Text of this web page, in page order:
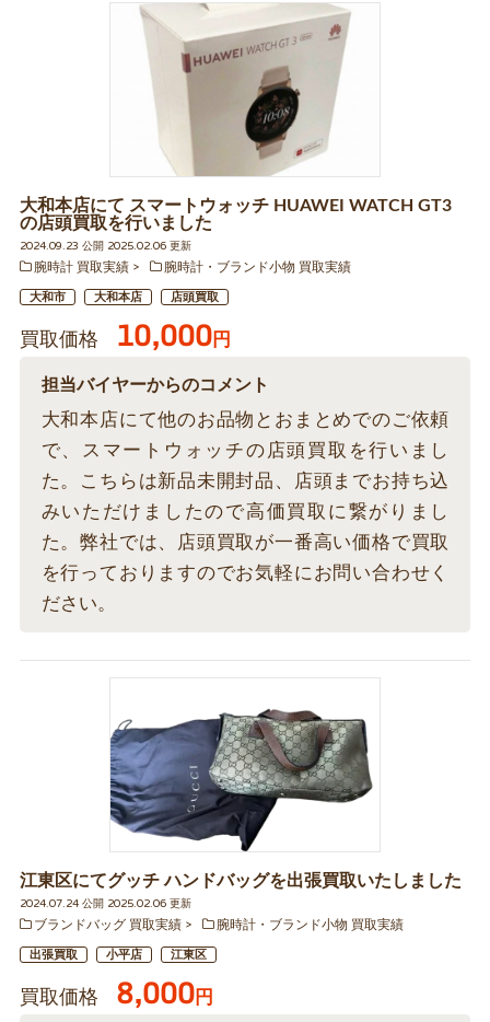
大和本店にて スマートウォッチ HUAWEI WATCH GT3
の店頭買取を行いました
2024.09.23 公開 2025.02.06 更新
腕時計 買取実績
腕時計・ブランド小物 買取実績
大和市 大和本店 店頭買取
買取価格 10,000円
担当バイヤーからのコメント
大和本店にて他のお品物とおまとめでのご依頼
で、スマートウォッチの店頭買取を行いまし
た。こちらは新品未開封品、店頭までお持ち込
みいただけましたので高価買取に繋がりまし
た。弊社では、店頭買取が一番高い価格で買取
を行っておりますのでお気軽にお問い合わせく
ださい。
江東区にてグッチ ハンドバッグを出張買取いたしました
2024.07.24 公開 2025.02.06 更新
ブランドバッグ 買取実績
腕時計・ブランド小物 買取実績
出張買取 小平店 江東区
買取価格 8,000円